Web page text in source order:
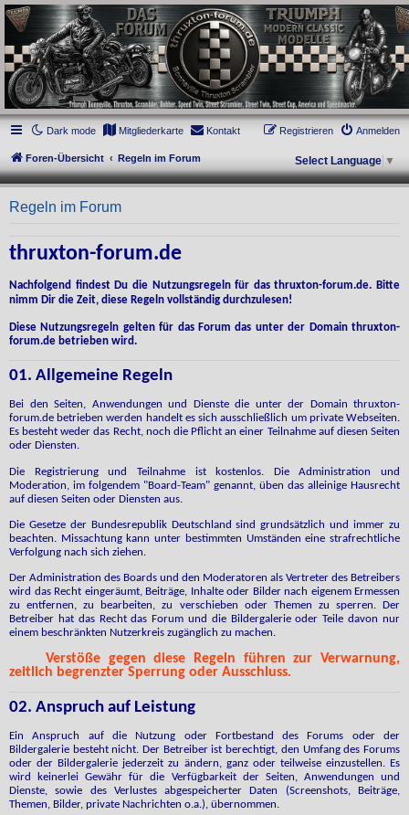
thruxton-forum.de
DAS FORUM! Alles rund um die Triumph Modern Classic Modelle. Das Forum für
die New Bonneville Baureihen ab BJ 2001. Triumph Bonneville, Thruxton,
Scrambler, Bobber, Speed Twin, Street Scrambler, Street Twin, Street Cup, America
und Speedmaster.
Dark mode
Mitgliederkarte Kontakt Anmelden
Registrieren
Foren-Übersicht Regeln im Forum Select Language ▼
Regeln im Forum
thruxton-forum.de
Nachfolgend findest Du die Nutzungsregeln für das thruxton-forum.de. Bitte
nimm Dir die Zeit, diese Regeln vollständig durchzulesen!
Diese Nutzungsregeln gelten für das Forum das unter der Domain thruxton-
forum.de betrieben wird.
01. Allgemeine Regeln
Bei den Seiten, Anwendungen und Dienste die unter der Domain thruxton-
forum.de betrieben werden handelt es sich ausschließlich um private Webseiten.
Es besteht weder das Recht, noch die Pflicht an einer Teilnahme auf diesen Seiten
oder Diensten.
Die Registrierung und Teilnahme ist kostenlos. Die Administration und
Moderation, im folgendem "Board-Team" genannt, üben das alleinige Hausrecht
auf diesen Seiten oder Diensten aus.
Die Gesetze der Bundesrepublik Deutschland sind grundsätzlich und immer zu
beachten. Missachtung kann unter bestimmten Umständen eine strafrechtliche
Verfolgung nach sich ziehen.
Der Administration des Boards und den Moderatoren als Vertreter des Betreibers
wird das Recht eingeräumt, Beiträge, Inhalte oder Bilder nach eigenem Ermessen
zu entfernen, zu bearbeiten, zu verschieben oder Themen zu sperren. Der
Betreiber hat das Recht das Forum und die Bildergalerie oder Teile davon nur
einem beschränkten Nutzerkreis zugänglich zu machen.
Verstöße gegen diese Regeln führen zur Verwarnung,
zeitlich begrenzter Sperrung oder Ausschluss.
02. Anspruch auf Leistung
Ein Anspruch auf die Nutzung oder Fortbestand des Forums oder der
Bildergalerie besteht nicht. Der Betreiber ist berechtigt, den Umfang des Forums
oder der Bildergalerie jederzeit zu ändern, ganz oder teilweise einzustellen. Es
wird keinerlei Gewähr für die Verfügbarkeit der Seiten, Anwendungen und
Dienste, sowie des Verlustes abgespeicherter Daten (Screenshots, Beiträge,
Themen, Bilder, private Nachrichten o.a.), übernommen.